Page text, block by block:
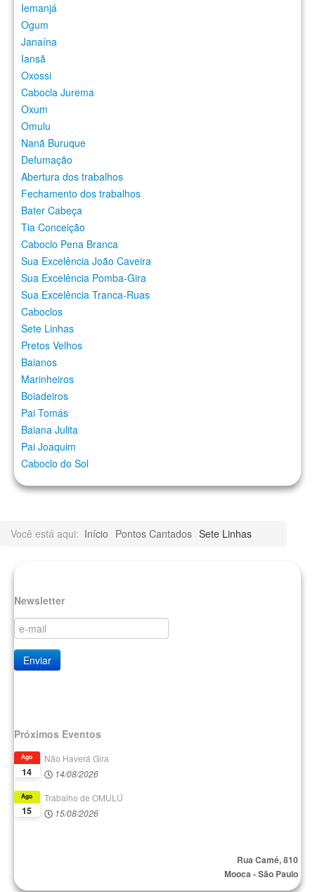
Iemanjá
Ogum
Janaína
Iansã
Oxossi
Cabocla Jurema
Oxum
Omulu
Nanã Buruque
Defumação
Abertura dos trabalhos
Fechamento dos trabalhos
Bater Cabeça
Tia Conceição
Caboclo Pena Branca
Sua Excelência João Caveira
Sua Excelência Pomba-Gira
Sua Excelência Tranca-Ruas
Caboclos
Sete Linhas
Pretos Velhos
Baianos
Marinheiros
Boiadeiros
Pai Tomás
Baiana Julita
Pai Joaquim
Caboclo do Sol
Você está aqui: Início Pontos Cantados Sete Linhas
Newsletter
Próximos Eventos
14
Ago
Não Haverá Gira
14/08/2026
15
Ago
Trabalho de OMULÚ
15/08/2026
Rua Camé, 810
Mooca - São Paulo